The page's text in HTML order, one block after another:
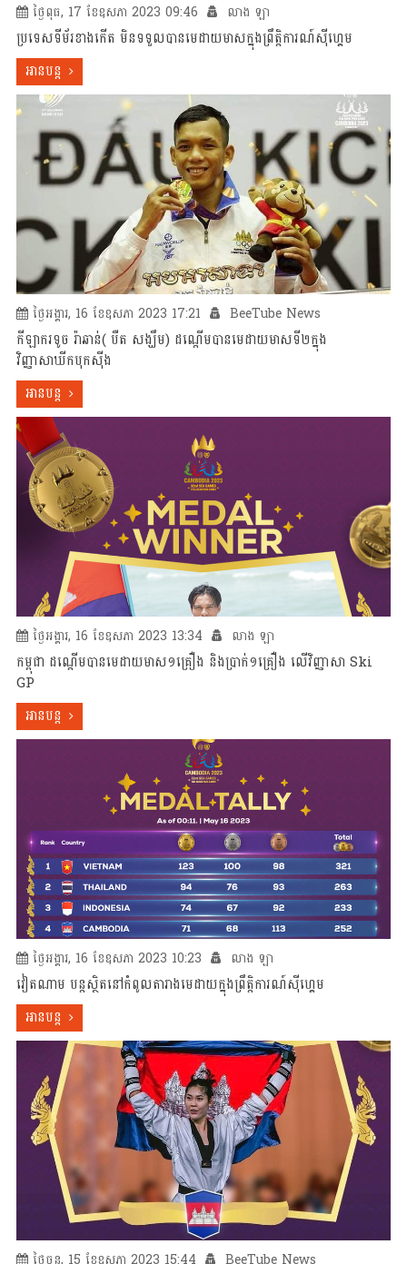
ថ្ងៃពុធ, 17 ខែឧសភា 2023 09:46 លាង ឡា
ប្រទេសទីម័រខាងកើត មិនទទួលបានមេដាយមាសក្នុងព្រឹតិ្តការណ៍ស៊ីហ្គេម
អានបន្ត
ថ្ងៃអង្គារ, 16 ខែឧសភា 2023 17:21 BeeTube News
កីឡាករទូច រ៉ាឆាន់( បឺត សង្ឃឹម) ដណ្តើមបានមេដាយមាសទី២ក្នុង
វិញ្ញាសាឃីកបុកស៊ីង
អានបន្ត
ថ្ងៃអង្គារ, 16 ខែឧសភា 2023 13:34 លាង ឡា
កម្ពុជា ដណ្ដើមបានមេដាយមាស១គ្រឿង និងប្រាក់១គ្រឿង លើវិញ្ញាសា Ski
GP
អានបន្ត
ថ្ងៃអង្គារ, 16 ខែឧសភា 2023 10:23 លាង ឡា
វៀតណាម បន្តស្ថិតនៅកំពូលតារាងមេដាយក្នុងព្រឹតិ្តការណ៍ស៊ីហ្គេម
អានបន្ត